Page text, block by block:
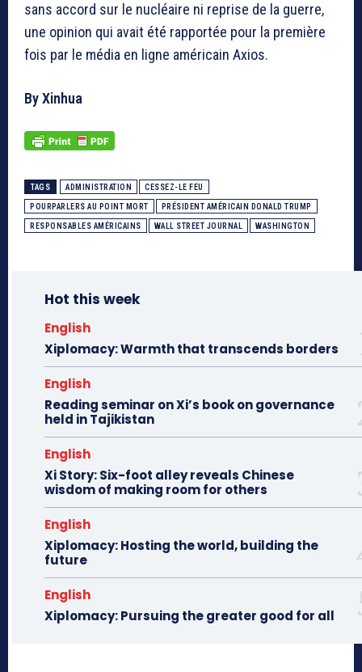
sans accord sur le nucléaire ni reprise de la guerre,
une opinion qui avait été rapportée pour la première
fois par le média en ligne américain Axios.
By Xinhua
TAGS ADMINISTRATION CESSEZ-LE FEU
POURPARLERS AU POINT MORT PRÉSIDENT AMÉRICAIN DONALD TRUMP
RESPONSABLES AMÉRICAINS WALL STREET JOURNAL WASHINGTON
Hot this week
English
Xiplomacy: Warmth that transcends borders
English
Reading seminar on Xi’s book on governance
held in Tajikistan
English
Xi Story: Six-foot alley reveals Chinese
wisdom of making room for others
English
Xiplomacy: Hosting the world, building the
future
English
Xiplomacy: Pursuing the greater good for all